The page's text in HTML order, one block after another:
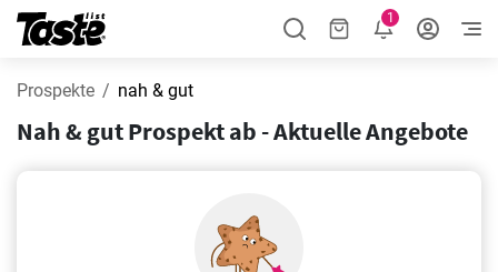
1
Prospekte nah & gut
Nah & gut Prospekt ab - Aktuelle Angebote